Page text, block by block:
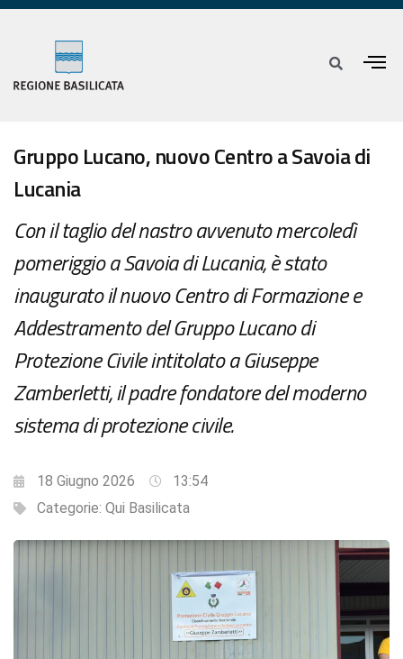
Gruppo Lucano, nuovo Centro a Savoia di
Lucania
Con il taglio del nastro avvenuto mercoledì
pomeriggio a Savoia di Lucania, è stato
inaugurato il nuovo Centro di Formazione e
Addestramento del Gruppo Lucano di
Protezione Civile intitolato a Giuseppe
Zamberletti, il padre fondatore del moderno
sistema di protezione civile.
18 Giugno 2026
13:54
Categorie: Qui Basilicata